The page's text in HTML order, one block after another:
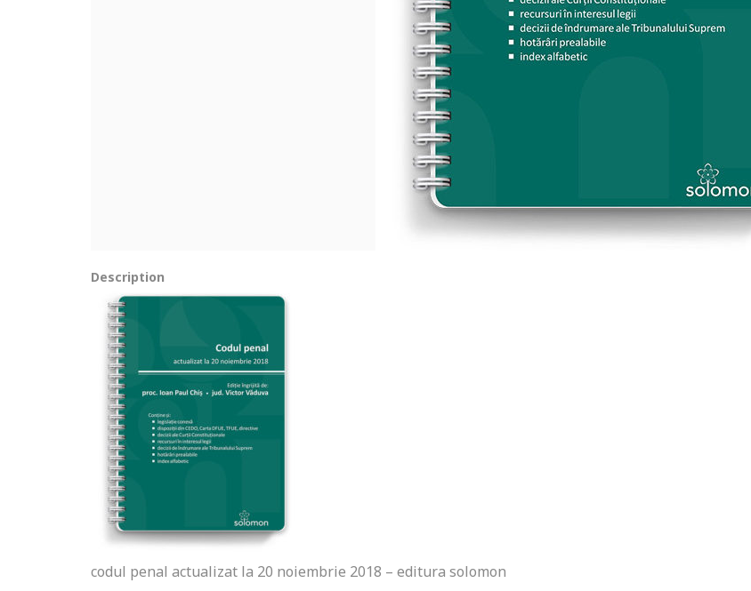
Description
codul penal actualizat la 20 noiembrie 2018 – editura solomon